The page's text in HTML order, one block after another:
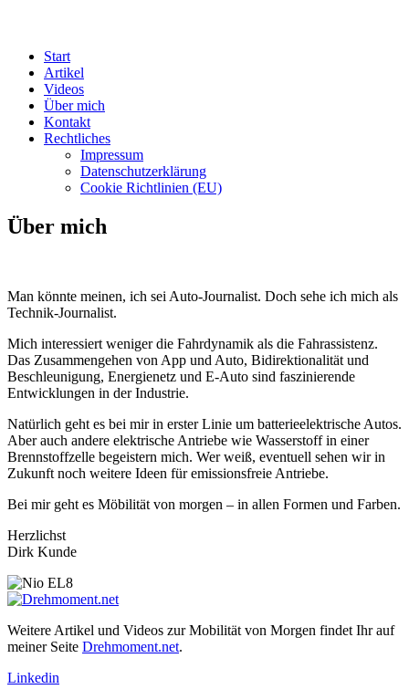
Start
Artikel
Videos
Über mich
Kontakt
Rechtliches
Impressum
Datenschutzerklärung
Cookie Richtlinien (EU)
Über mich
Man könnte meinen, ich sei Auto-Journalist. Doch sehe ich mich als
Technik-Journalist.
Mich interessiert weniger die Fahrdynamik als die Fahrassistenz.
Das Zusammengehen von App und Auto, Bidirektionalität und
Beschleunigung, Energienetz und E-Auto sind faszinierende
Entwicklungen in der Industrie.
Natürlich geht es bei mir in erster Linie um batterieelektrische Autos.
Aber auch andere elektrische Antriebe wie Wasserstoff in einer
Brennstoffzelle begeistern mich. Wer weiß, eventuell sehen wir in
Zukunft noch weitere Ideen für emissionsfreie Antriebe.
Bei mir geht es Möbilität von morgen – in allen Formen und Farben.
Herzlichst
Dirk Kunde
Weitere Artikel und Videos zur Mobilität von Morgen findet Ihr auf
meiner Seite Drehmoment.net.
Linkedin